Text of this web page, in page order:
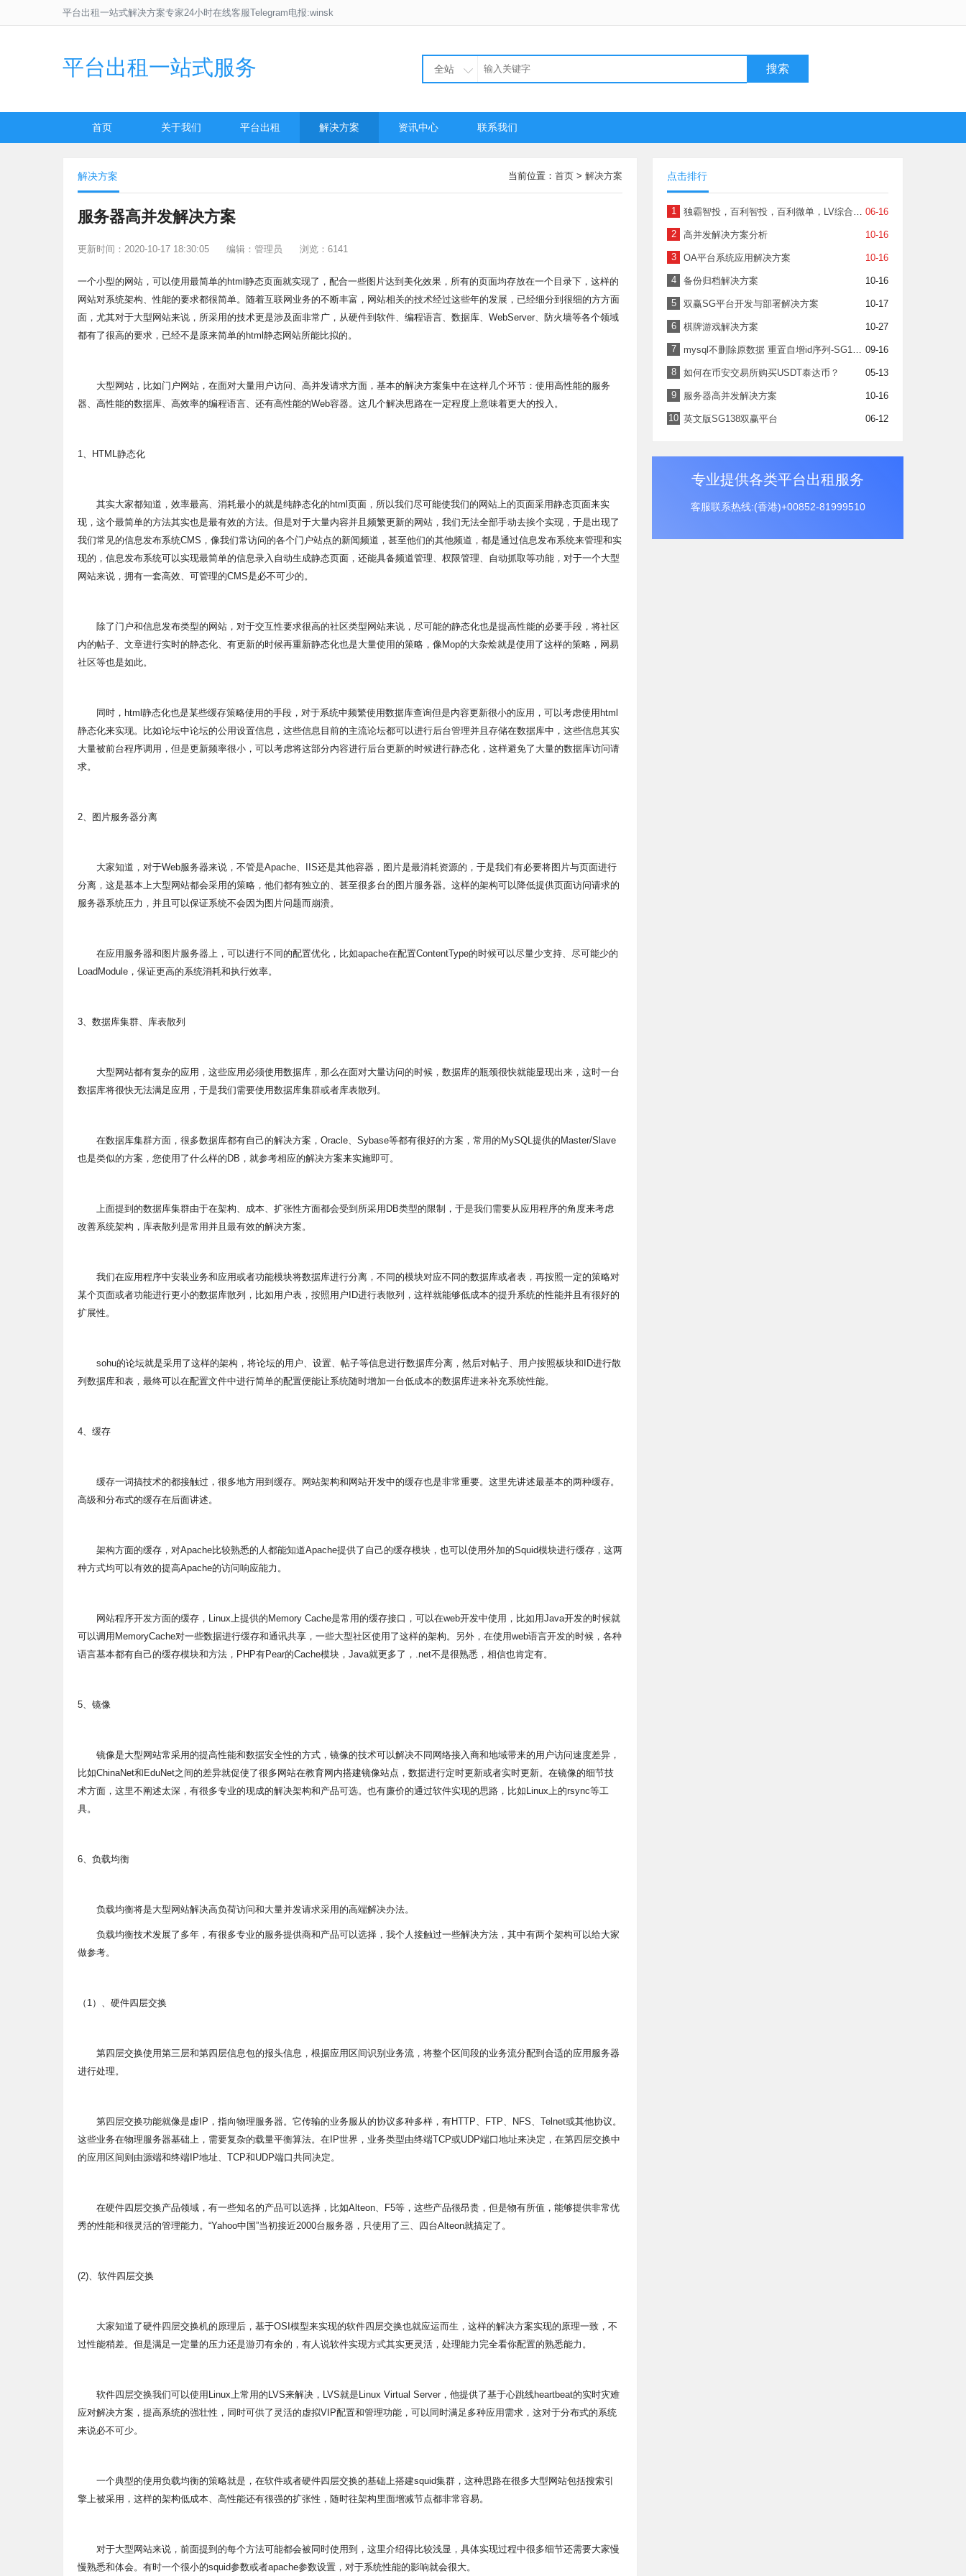
平台出租一站式解决方案专家24小时在线客服Telegram电报:winsk
平台出租一站式服务 全站 搜索
首页 关于我们 平台出租 解决方案 资讯中心 联系我们
解决方案 当前位置： 首页 > 解决方案
服务器高并发解决方案
更新时间：2020-10-17 18:30:05 编辑：管理员 浏览：6141
一个小型的网站，可以使用最简单的html静态页面就实现了，配合一些图片达到美化效果，所有的页面均存放在一个目录下，这样的
网站对系统架构、性能的要求都很简单。随着互联网业务的不断丰富，网站相关的技术经过这些年的发展，已经细分到很细的方方面
面，尤其对于大型网站来说，所采用的技术更是涉及面非常广，从硬件到软件、编程语言、数据库、WebServer、防火墙等各个领域
都有了很高的要求，已经不是原来简单的html静态网站所能比拟的。
大型网站，比如门户网站，在面对大量用户访问、高并发请求方面，基本的解决方案集中在这样几个环节：使用高性能的服务
器、高性能的数据库、高效率的编程语言、还有高性能的Web容器。这几个解决思路在一定程度上意味着更大的投入。
1、HTML静态化
其实大家都知道，效率最高、消耗最小的就是纯静态化的html页面，所以我们尽可能使我们的网站上的页面采用静态页面来实
现，这个最简单的方法其实也是最有效的方法。但是对于大量内容并且频繁更新的网站，我们无法全部手动去挨个实现，于是出现了
我们常见的信息发布系统CMS，像我们常访问的各个门户站点的新闻频道，甚至他们的其他频道，都是通过信息发布系统来管理和实
现的，信息发布系统可以实现最简单的信息录入自动生成静态页面，还能具备频道管理、权限管理、自动抓取等功能，对于一个大型
网站来说，拥有一套高效、可管理的CMS是必不可少的。
除了门户和信息发布类型的网站，对于交互性要求很高的社区类型网站来说，尽可能的静态化也是提高性能的必要手段，将社区
内的帖子、文章进行实时的静态化、有更新的时候再重新静态化也是大量使用的策略，像Mop的大杂烩就是使用了这样的策略，网易
社区等也是如此。
同时，html静态化也是某些缓存策略使用的手段，对于系统中频繁使用数据库查询但是内容更新很小的应用，可以考虑使用html
静态化来实现。比如论坛中论坛的公用设置信息，这些信息目前的主流论坛都可以进行后台管理并且存储在数据库中，这些信息其实
大量被前台程序调用，但是更新频率很小，可以考虑将这部分内容进行后台更新的时候进行静态化，这样避免了大量的数据库访问请
求。
2、图片服务器分离
大家知道，对于Web服务器来说，不管是Apache、IIS还是其他容器，图片是最消耗资源的，于是我们有必要将图片与页面进行
分离，这是基本上大型网站都会采用的策略，他们都有独立的、甚至很多台的图片服务器。这样的架构可以降低提供页面访问请求的
服务器系统压力，并且可以保证系统不会因为图片问题而崩溃。
在应用服务器和图片服务器上，可以进行不同的配置优化，比如apache在配置ContentType的时候可以尽量少支持、尽可能少的
LoadModule，保证更高的系统消耗和执行效率。
3、数据库集群、库表散列
大型网站都有复杂的应用，这些应用必须使用数据库，那么在面对大量访问的时候，数据库的瓶颈很快就能显现出来，这时一台
数据库将很快无法满足应用，于是我们需要使用数据库集群或者库表散列。
在数据库集群方面，很多数据库都有自己的解决方案，Oracle、Sybase等都有很好的方案，常用的MySQL提供的Master/Slave
也是类似的方案，您使用了什么样的DB，就参考相应的解决方案来实施即可。
上面提到的数据库集群由于在架构、成本、扩张性方面都会受到所采用DB类型的限制，于是我们需要从应用程序的角度来考虑
改善系统架构，库表散列是常用并且最有效的解决方案。
我们在应用程序中安装业务和应用或者功能模块将数据库进行分离，不同的模块对应不同的数据库或者表，再按照一定的策略对
某个页面或者功能进行更小的数据库散列，比如用户表，按照用户ID进行表散列，这样就能够低成本的提升系统的性能并且有很好的
扩展性。
sohu的论坛就是采用了这样的架构，将论坛的用户、设置、帖子等信息进行数据库分离，然后对帖子、用户按照板块和ID进行散
列数据库和表，最终可以在配置文件中进行简单的配置便能让系统随时增加一台低成本的数据库进来补充系统性能。
4、缓存
缓存一词搞技术的都接触过，很多地方用到缓存。网站架构和网站开发中的缓存也是非常重要。这里先讲述最基本的两种缓存。
高级和分布式的缓存在后面讲述。
架构方面的缓存，对Apache比较熟悉的人都能知道Apache提供了自己的缓存模块，也可以使用外加的Squid模块进行缓存，这两
种方式均可以有效的提高Apache的访问响应能力。
网站程序开发方面的缓存，Linux上提供的Memory Cache是常用的缓存接口，可以在web开发中使用，比如用Java开发的时候就
可以调用MemoryCache对一些数据进行缓存和通讯共享，一些大型社区使用了这样的架构。另外，在使用web语言开发的时候，各种
语言基本都有自己的缓存模块和方法，PHP有Pear的Cache模块，Java就更多了，.net不是很熟悉，相信也肯定有。
5、镜像
镜像是大型网站常采用的提高性能和数据安全性的方式，镜像的技术可以解决不同网络接入商和地域带来的用户访问速度差异，
比如ChinaNet和EduNet之间的差异就促使了很多网站在教育网内搭建镜像站点，数据进行定时更新或者实时更新。在镜像的细节技
术方面，这里不阐述太深，有很多专业的现成的解决架构和产品可选。也有廉价的通过软件实现的思路，比如Linux上的rsync等工
具。
6、负载均衡
负载均衡将是大型网站解决高负荷访问和大量并发请求采用的高端解决办法。
负载均衡技术发展了多年，有很多专业的服务提供商和产品可以选择，我个人接触过一些解决方法，其中有两个架构可以给大家
做参考。
（1）、硬件四层交换
第四层交换使用第三层和第四层信息包的报头信息，根据应用区间识别业务流，将整个区间段的业务流分配到合适的应用服务器
进行处理。
第四层交换功能就像是虚IP，指向物理服务器。它传输的业务服从的协议多种多样，有HTTP、FTP、NFS、Telnet或其他协议。
这些业务在物理服务器基础上，需要复杂的载量平衡算法。在IP世界，业务类型由终端TCP或UDP端口地址来决定，在第四层交换中
的应用区间则由源端和终端IP地址、TCP和UDP端口共同决定。
在硬件四层交换产品领域，有一些知名的产品可以选择，比如Alteon、F5等，这些产品很昂贵，但是物有所值，能够提供非常优
秀的性能和很灵活的管理能力。“Yahoo中国”当初接近2000台服务器，只使用了三、四台Alteon就搞定了。
(2)、软件四层交换
大家知道了硬件四层交换机的原理后，基于OSI模型来实现的软件四层交换也就应运而生，这样的解决方案实现的原理一致，不
过性能稍差。但是满足一定量的压力还是游刃有余的，有人说软件实现方式其实更灵活，处理能力完全看你配置的熟悉能力。
软件四层交换我们可以使用Linux上常用的LVS来解决，LVS就是Linux Virtual Server，他提供了基于心跳线heartbeat的实时灾难
应对解决方案，提高系统的强壮性，同时可供了灵活的虚拟VIP配置和管理功能，可以同时满足多种应用需求，这对于分布式的系统
来说必不可少。
一个典型的使用负载均衡的策略就是，在软件或者硬件四层交换的基础上搭建squid集群，这种思路在很多大型网站包括搜索引
擎上被采用，这样的架构低成本、高性能还有很强的扩张性，随时往架构里面增减节点都非常容易。
对于大型网站来说，前面提到的每个方法可能都会被同时使用到，这里介绍得比较浅显，具体实现过程中很多细节还需要大家慢
慢熟悉和体会。有时一个很小的squid参数或者apache参数设置，对于系统性能的影响就会很大。
点击排行
1 06-16
独霸智投，百利智投，百利微单，LV综合跟单系列软件
2 10-16
高并发解决方案分析
3 10-16
OA平台系统应用解决方案
4 10-16
备份归档解决方案
5 10-17
双赢SG平台开发与部署解决方案
6 10-27
棋牌游戏解决方案
7 09-16
mysql不删除原数据 重置自增id序列-SG138平台
8 05-13
如何在币安交易所购买USDT泰达币？
9 10-16
服务器高并发解决方案
10 06-12
英文版SG138双赢平台
专业提供各类平台出租服务
客服联系热线:(香港)+00852-81999510